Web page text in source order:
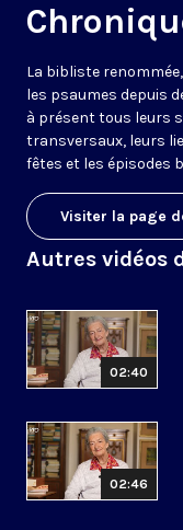
La bibliste
les psaumes depuis
à présent tous leurs
transversaux, leurs
fêtes et les épisodes
Visiter la page
Autres vidéos
02:40
02:46